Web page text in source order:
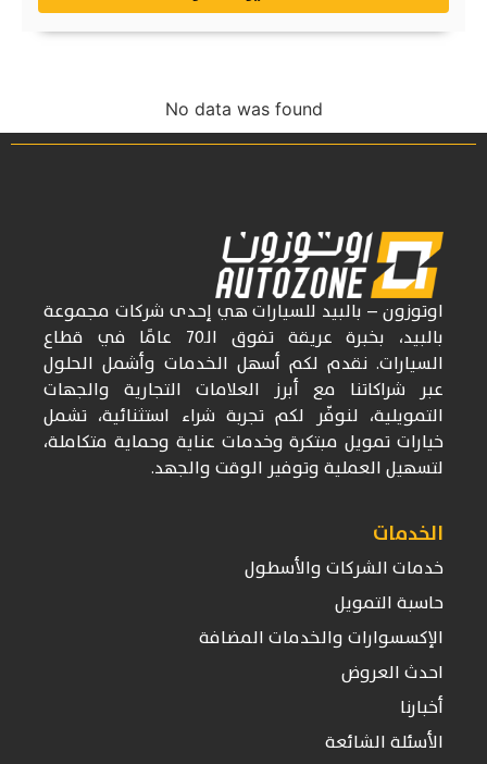
No data was found
اوتوزون– بالبيد للسياراتهي إحدى شركات مجموعة
بالبيد، بخبرة عريقة تفوق الـ70
عامًا في قطاع
السيارات. نقدم لكم أسهل الخدمات وأشمل الحلول
عبر شراكاتنا مع أبرز العلامات التجارية والجهات
التمويلية، لنوفّر لكم تجربة شراء استثنائية، تشمل
خيارات تمويل مبتكرة وخدمات عناية وحماية متكاملة،
لتسهيل العملية وتوفير الوقت والجهد.
الخدمات
خدمات الشركات والأسطول
حاسبة التمويل
الإكسسوارات والخدمات المضافة
احدث العروض
أخبارنا
الأسئلة الشائعة